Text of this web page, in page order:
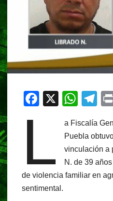
F
b
o
o
X
W
at
s
A
p
T
e
gr
a
m
L
a Fiscalía
Puebla
vinculación a
N. de 39
de violencia familiar en
sentimental.